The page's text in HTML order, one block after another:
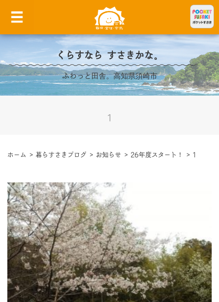
くらすなら すさきかな。
ふわっと田舎。高知県須崎市
1
ホーム > 暮らすさきブログ > お知らせ > 26年度スタート！ > 1